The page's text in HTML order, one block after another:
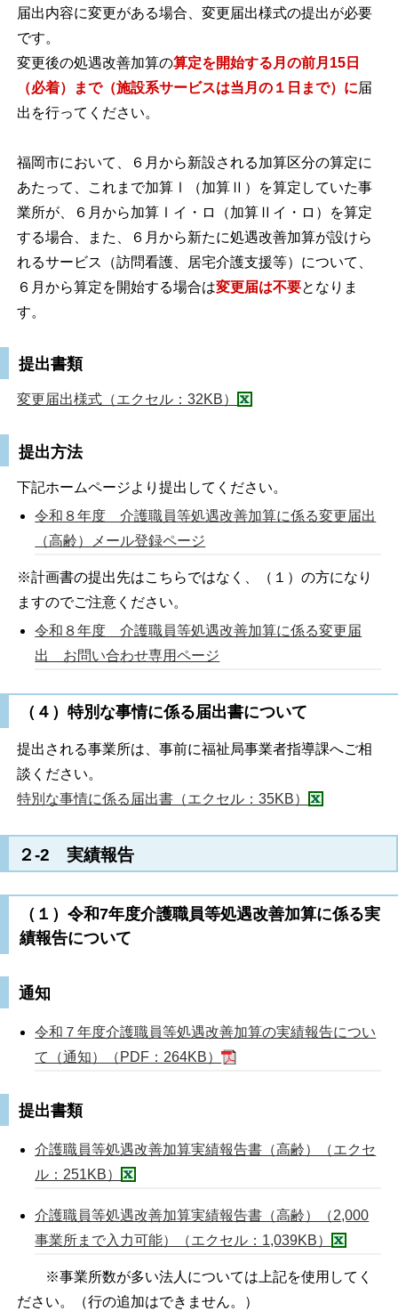
届出内容に変更がある場合、変更届出様式の提出が必要
です。
変更後の処遇改善加算の算定を開始する月の前月15日
（必着）まで（施設系サービスは当月の１日まで）に届
出を行ってください。
福岡市において、６月から新設される加算区分の算定に
あたって、これまで加算Ⅰ（加算Ⅱ）を算定していた事
業所が、６月から加算Ⅰイ・ロ（加算Ⅱイ・ロ）を算定
する場合、また、６月から新たに処遇改善加算が設けら
れるサービス（訪問看護、居宅介護支援等）について、
６月から算定を開始する場合は変更届は不要となりま
す。
提出書類
変更届出様式（エクセル：32KB）
提出方法
下記ホームページより提出してください。
令和８年度 介護職員等処遇改善加算に係る変更届出
（高齢）メール登録ページ
※計画書の提出先はこちらではなく、（１）の方になり
ますのでご注意ください。
令和８年度 介護職員等処遇改善加算に係る変更届
出 お問い合わせ専用ページ
（４）特別な事情に係る届出書について
提出される事業所は、事前に福祉局事業者指導課へご相
談ください。
特別な事情に係る届出書（エクセル：35KB）
２-2 実績報告
（１）令和7年度介護職員等処遇改善加算に係る実
績報告について
通知
令和７年度介護職員等処遇改善加算の実績報告につい
て（通知）（PDF：264KB）
提出書類
介護職員等処遇改善加算実績報告書（高齢）（エクセ
ル：251KB）
介護職員等処遇改善加算実績報告書（高齢）（2,000
事業所まで入力可能）（エクセル：1,039KB）
※事業所数が多い法人については上記を使用してく
ださい。（行の追加はできません。）